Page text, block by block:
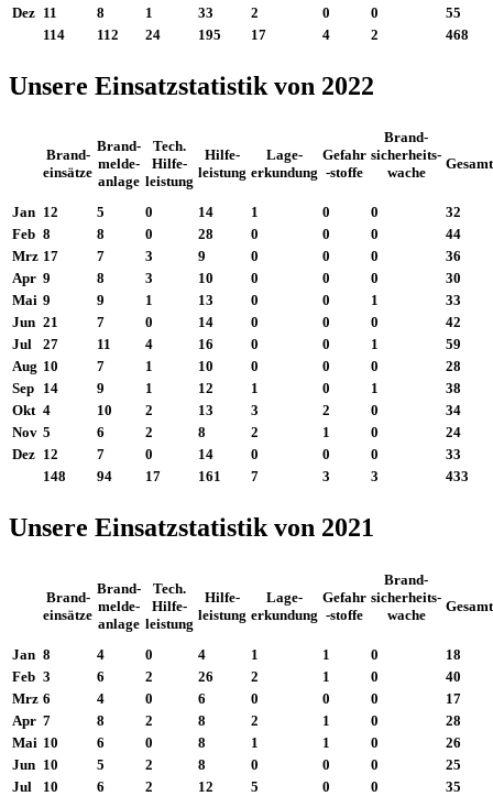
Dez 11 8 1 33 2 0 0
55
114
112 24 195 17 4 2 468
Unsere Einsatzstatistik von 2022
Brand-
einsätze
Brand-
melde-
anlage
Tech.
Hilfe-
leistung
Hilfe-
leistung
Lage-
erkundung
Gefahr
-stoffe
Brand-
sicherheits-
wache
Jan 12 5 0 14 1 0 0
32
Feb 8 8 0 28 0 0 0
44
Mrz 17 7 3 9 0 0 0
36
Apr 9 8 3 10 0 0 0
30
Mai 9 9 1 13 0 0 1
33
Jun 21 7 0 14 0 0 0
42
Jul
27 11 4 16 0 0 1
59
Aug 10 7 1 10 0 0 0
28
Sep 14 9 1 12 1 0 1
38
Okt 4 10 2 13 3 2 0
34
Nov 5 6 2 8 2 1 0
24
Dez 12 7 0 14 0 0 0
33
148
94 17 161 7 3 3 433
Unsere Einsatzstatistik von 2021
Brand-
einsätze
Brand-
melde-
anlage
Tech.
Hilfe-
leistung
Hilfe-
leistung
Lage-
erkundung
Gefahr
-stoffe
Brand-
sicherheits-
wache
Jan 8 4 0 4 1 1 0
18
Feb 3 6 2 26 2 1 0
40
Mrz 6 4 0 6 0 0 0
17
Apr 7 8 2 8 2 1 0
28
Mai 10 6 0 8 1 1 0
26
Jun 10 5 2 8 0 0 0
25
Jul
10 6 2 12 5 0 0
35